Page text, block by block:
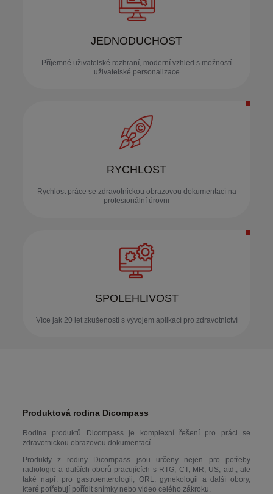
JEDNODUCHOST
Příjemné uživatelské rozhraní, moderní vzhled s možností
uživatelské personalizace
RYCHLOST
Rychlost práce se zdravotnickou obrazovou dokumentací na
profesionální úrovni
SPOLEHLIVOST
Více jak 20 let zkušeností s vývojem aplikací pro zdravotnictví
Produktová rodina Dicompass
Rodina produktů Dicompass je komplexní řešení pro práci se
zdravotnickou obrazovou dokumentací.
Produkty z rodiny Dicompass jsou určeny nejen pro potřeby
radiologie a dalších oborů pracujících s RTG, CT, MR, US, atd., ale
také např. pro gastroenterologii, ORL, gynekologii a další obory,
které potřebují pořídit snímky nebo video celého zákroku.